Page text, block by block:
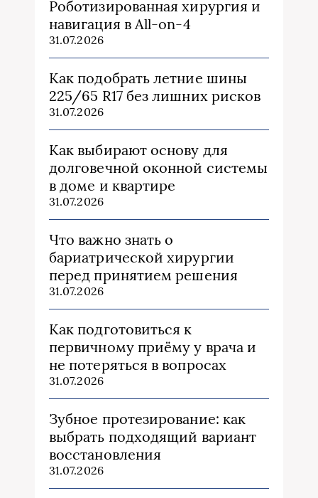
Роботизированная хирургия и
навигация в All-on-4
31.07.2026
Как подобрать летние шины
225/65 R17 без лишних рисков
31.07.2026
Как выбирают основу для
долговечной оконной системы
в доме и квартире
31.07.2026
Что важно знать о
бариатрической хирургии
перед принятием решения
31.07.2026
Как подготовиться к
первичному приёму у врача и
не потеряться в вопросах
31.07.2026
Зубное протезирование: как
выбрать подходящий вариант
восстановления
31.07.2026